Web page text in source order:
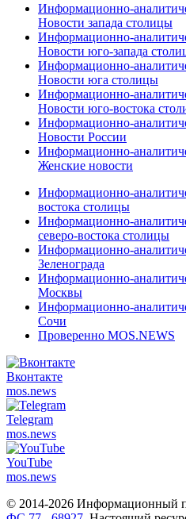
Информационно-
Новости запада столицы
Информационно-
Новости юго-запада
Информационно-
Новости юга столицы
Информационно-
Новости юго-востока
Информационно-
Новости России
Информационно-
Женские новости
Информационно-
востока столицы
Информационно-
северо-востока столицы
Информационно-
Зеленограда
Информационно-
Москвы
Информационно-
Сочи
Проверенно MOS.NEWS
Вконтакте
mos.news
Telegram
mos.news
YouTube
mos.news
© 2014-2026 Информационный